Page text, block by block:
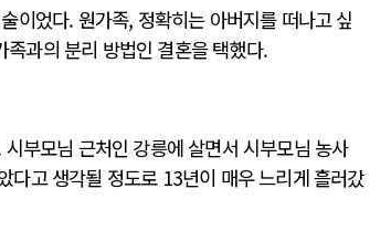
이었다. 원가족, 정확히는 아버지를 떠나고 싶
과의 분리 방법인 결혼을 택했다.
부모님 근처인 강릉에 살면서 시부모님 농사
다고 생각될 정도로 13년이 매우 느리게 흘러갔